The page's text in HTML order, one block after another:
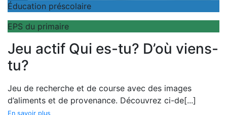
Éducation préscolaire
EPS du primaire
Jeu actif Qui es-tu? D’où viens-
tu?
Jeu de recherche et de course avec des images
d’aliments et de provenance. Découvrez ci-de[...]
En savoir plus